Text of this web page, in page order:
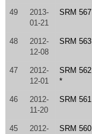
49
2013-
01-21
SRM 567
48
2012-
12-08
SRM 563
47
2012-
12-01
SRM 562
*
46
2012-
11-20
SRM 561
45
2012-
SRM 560